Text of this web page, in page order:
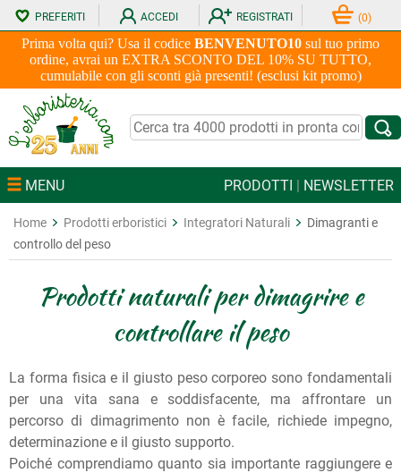
Prima volta qui? Usa il codice BENVENUTO10 sul tuo primo
ordine, avrai un EXTRA SCONTO DEL 10% SU TUTTO,
cumulabile con gli sconti già presenti! (esclusi kit promo)
PREFERITI ACCEDI REGISTRATI (0)
MENU PRODOTTI | NEWSLETTER
Home Prodotti erboristici Integratori Naturali
Dimagranti e
controllo del peso
Prodotti naturali per dimagrire e
controllare il peso
La forma fisica e il giusto peso corporeo sono fondamentali
per una vita sana e soddisfacente, ma affrontare un
percorso di dimagrimento non è facile, richiede impegno,
determinazione e il giusto supporto.
Poiché comprendiamo quanto sia importante raggiungere e